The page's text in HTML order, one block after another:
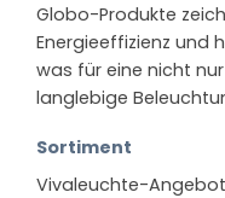
Globo-Produkte
Energieeffizienz und
was für eine nicht
langlebige
Sortiment
Vivaleuchte-